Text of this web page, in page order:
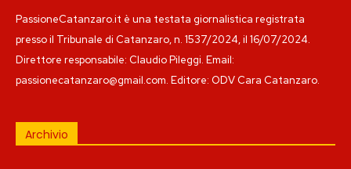
PassioneCatanzaro.it è una testata giornalistica registrata
presso il Tribunale di Catanzaro, n. 1537/2024, il 16/07/2024.
Direttore responsabile: Claudio Pileggi. Email:
passionecatanzaro@gmail.com. Editore: ODV Cara Catanzaro.
Archivio